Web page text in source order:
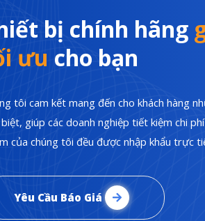
bị chính hãng
ưu cho bạn
tôi cam kết mang đến cho khách hàng
giúp các doanh nghiệp tiết kiệm chi
của chúng tôi đều được nhập khẩu trực
Yêu Cầu Báo Giá